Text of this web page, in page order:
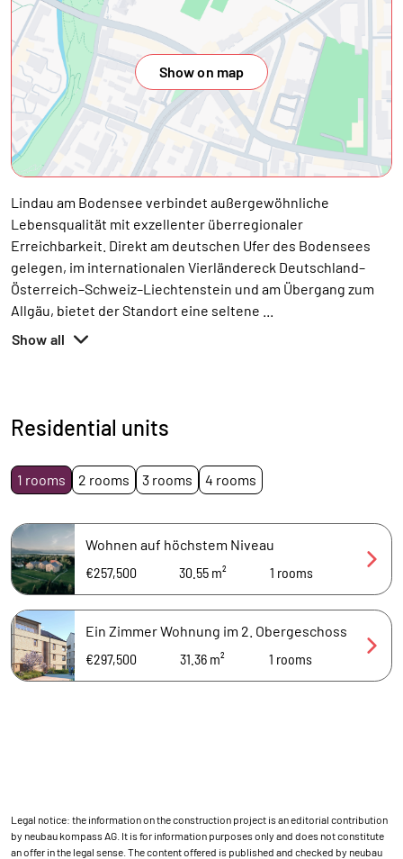
Show on map
Lindau am Bodensee verbindet außergewöhnliche
Lebensqualität mit exzellenter überregionaler
Erreichbarkeit. Direkt am deutschen Ufer des Bodensees
gelegen, im internationalen Vierländereck Deutschland–
Österreich–Schweiz–Liechtenstein und am Übergang zum
Allgäu, bietet der Standort eine seltene
Show all
Residential units
1 rooms 2 rooms 3 rooms 4 rooms
Wohnen auf höchstem Niveau
€257,500
30.55 m² 1 rooms
Ein Zimmer Wohnung im 2. Obergeschoss
€297,500
31.36 m² 1 rooms
Legal notice: the information on the construction project is an editorial contribution
by neubau kompass AG. It is for information purposes only and does not constitute
an offer in the legal sense. The content offered is published and checked by neubau